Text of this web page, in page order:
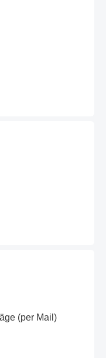
(per Mail)